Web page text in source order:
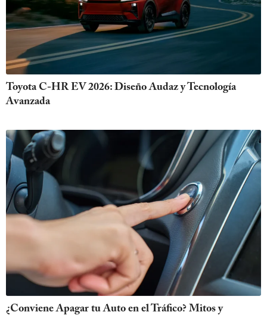
Toyota C-HR EV 2026: Diseño Audaz y Tecnología
Avanzada
¿Conviene Apagar tu Auto en el Tráfico? Mitos y